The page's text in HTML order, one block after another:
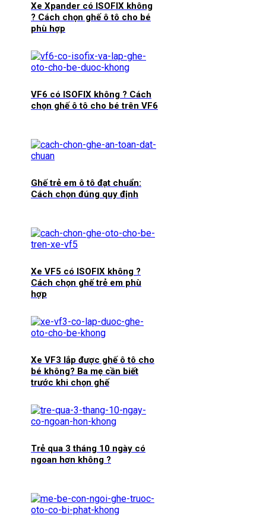
Xe Xpander có ISOFIX không
? Cách chọn ghế ô tô cho bé
phù hợp
VF6 có ISOFIX không ? Cách
chọn ghế ô tô cho bé trên VF6
Ghế trẻ em ô tô đạt chuẩn:
Cách chọn đúng quy định
Xe VF5 có ISOFIX không ?
Cách chọn ghế trẻ em phù
hợp
Xe VF3 lắp được ghế ô tô cho
bé không? Ba mẹ cần biết
trước khi chọn ghế
Trẻ qua 3 tháng 10 ngày có
ngoan hơn không ?